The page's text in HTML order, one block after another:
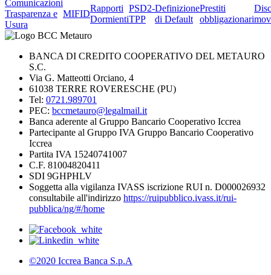
Comunicazioni
Trasparenza e
Usura
MIFID
Rapporti
Dormienti
PSD2-
TPP
Definizione
di Default
Prestiti
obbligazionari
BANCA DI CREDITO COOPERATIVO DEL METAURO
S.C.
Via G. Matteotti Orciano, 4
61038 TERRE ROVERESCHE (PU)
Tel: 0721.989701
PEC: bccmetauro@legalmail.it
Banca aderente al Gruppo Bancario Cooperativo Iccrea
Partecipante al Gruppo IVA Gruppo Bancario Cooperativo
Iccrea
Partita IVA 15240741007
C.F. 81004820411
SDI 9GHPHLV
Soggetta alla vigilanza IVASS iscrizione RUI n. D000026932
consultabile all'indirizzo https://ruipubblico.ivass.it/rui-
pubblica/ng/#/home
©2020 Iccrea Banca S.p.A